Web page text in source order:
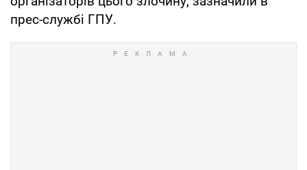
прес-службі ГПУ.